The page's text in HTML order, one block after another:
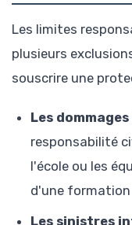
Les limites
plusieurs
souscrire une
Les
responsabilité
l'école ou les
d'une formation
Les sinistres